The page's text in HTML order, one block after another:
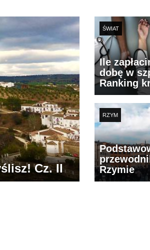
Cz. II
ŚWIAT
Ile
dobę w
Ranking
RZYM
Rzymie